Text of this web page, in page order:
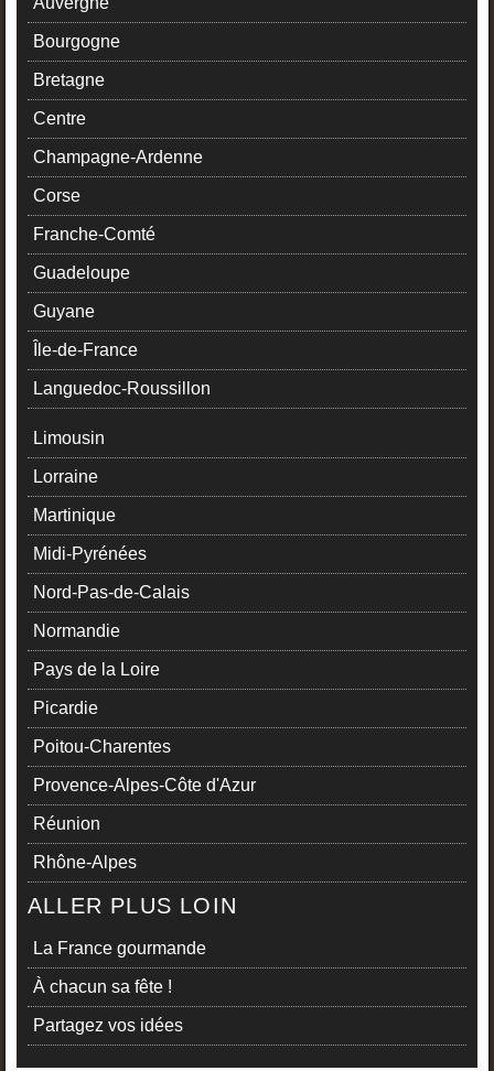
Bourgogne
Bretagne
Centre
Champagne-Ardenne
Corse
Franche-Comté
Guadeloupe
Guyane
Île-de-France
Languedoc-Roussillon
Limousin
Lorraine
Martinique
Midi-Pyrénées
Nord-Pas-de-Calais
Normandie
Pays de la Loire
Picardie
Poitou-Charentes
Provence-Alpes-Côte d'Azur
Réunion
Rhône-Alpes
ALLER PLUS LOIN
La France gourmande
À chacun sa fête !
Partagez vos idées